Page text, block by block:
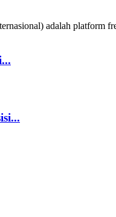
adalah platform